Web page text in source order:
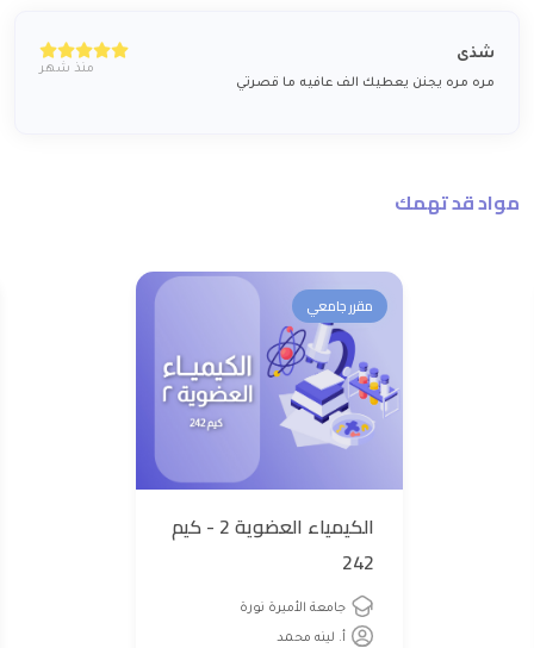
شذى
مره مره يجنن يعطيك الف عافيه ما قصرتي
منذ شهر
مواد قد تهمك
مقرر جامعي
الكيمياء العضوية 2 - كيم
242
جامعة الأميرة نورة
أ. لينه محمد